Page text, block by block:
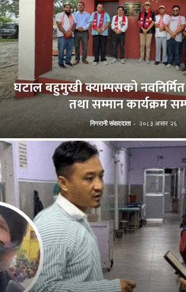
घटाल बहुमुखी क्याम्पसको
तथा सम्मान कार्यक्रम
निगरानी संवाददाता - २०८३ असार २६